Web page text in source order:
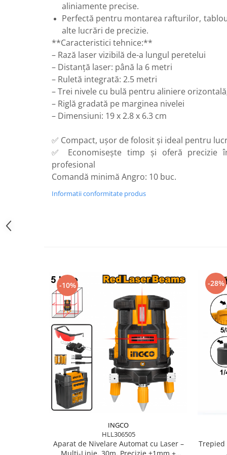
Pistol pentru vopsit
Pompă, hidrofor
Presostate/Regulatoare de
Prelate și Folii de Protecție
Prelungitoare
Rindele electrice
Accesorii rindele
Scule electrice
Accesorii pentru polizor
Accesorii scule electrice
Compresoare aer
Fierăstrău circular
Flexuri
Seturi aparate electrice
Testere electrice
Unelte multifuncționale
Vibratoare pentru beton
Aparate de Tăiat Gresie
Briceag multifuncțional
Scule pentru Gresie și Sticlă
aliniamente precise.
Perfectă pentru montarea rafturilor,
alte lucrări de precizie.
**Caracteristici tehnice:**
– Rază laser vizibilă de-a lungul peretelui
– Distanță laser: până la 6 metri
– Ruletă integrată: 2.5 metri
– Trei nivele cu bulă pentru aliniere
– Riglă gradată pe marginea nivelei
– Dimensiuni: 19 x 2.8 x 6.3 cm
✅ Compact, ușor de folosit și ideal pentru
✅ Economisește timp și oferă precizie
profesional
Comandă minimă Angro: 10 buc.
Informatii conformitate produs
-10%
INGCO
HLL306505
Aparat de Nivelare Automat cu Laser –
-28%
Trepied